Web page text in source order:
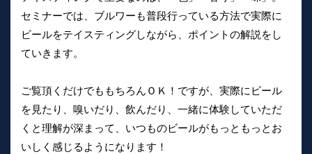
セミナーでは、ブルワーも普段行っている方法で実際に
ビールをテイスティングしながら、ポイントの解説をし
ていきます。
ご覧頂くだけでももちろんＯＫ！ですが、実際にビール
を見たり、嗅いだり、飲んだり、一緒に体験していただ
くと理解が深まって、いつものビールがもっともっとお
いしく感じるようになります！